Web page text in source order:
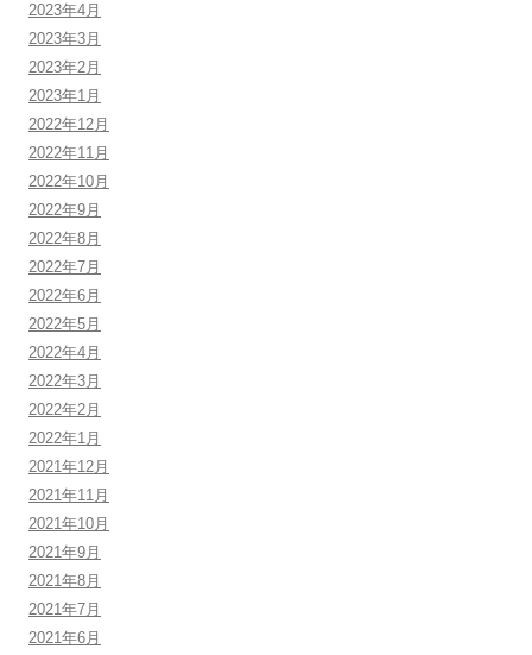
2023年4月
2023年3月
2023年2月
2023年1月
2022年12月
2022年11月
2022年10月
2022年9月
2022年8月
2022年7月
2022年6月
2022年5月
2022年4月
2022年3月
2022年2月
2022年1月
2021年12月
2021年11月
2021年10月
2021年9月
2021年8月
2021年7月
2021年6月